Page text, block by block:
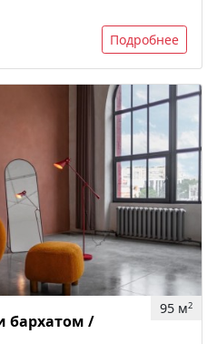
Подробнее
95 м2
бархатом /